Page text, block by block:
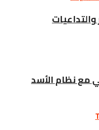
والتداعيات
مع نظام الأسد